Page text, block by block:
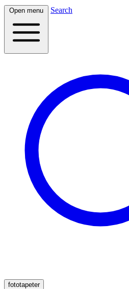
Open menu Search
fototapeter